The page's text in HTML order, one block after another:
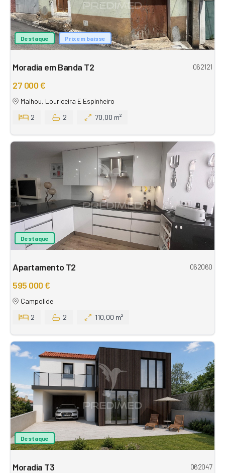
Destaque Prix em baisse
Moradia em Banda T2 062121
27 000 €
Malhou, Louriceira E Espinheiro
2
2 70,00 m²
Destaque
Apartamento T2 062060
595 000 €
Campolide
2
2 110,00 m²
Destaque
Moradia T3 062047